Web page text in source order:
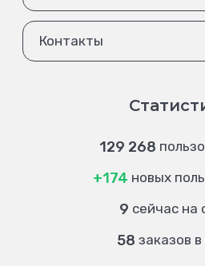
Контакты
129 268
+174 новых
9 сейчас на
58 заказов в